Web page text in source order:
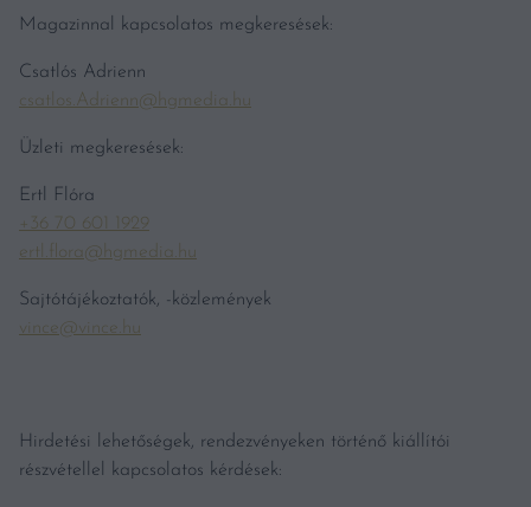
Magazinnal kapcsolatos megkeresések:
Csatlós Adrienn
csatlos.Adrienn@hgmedia.hu
Üzleti megkeresések:
Ertl Flóra
+36 70 601 1929
ertl.flora@hgmedia.hu
Sajtótájékoztatók, -közlemények
vince@vince.hu
Hirdetési lehetőségek, rendezvényeken történő kiállítói
részvétellel kapcsolatos kérdések: